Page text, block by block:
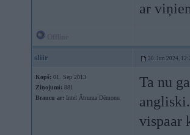
ar
sliir 30. Jun 2024,
Kopš: 01. Sep 2013
Ziņojumi: 881
Braucu ar: Intel Ātruma Dēmonu
Ta nu
vispaar